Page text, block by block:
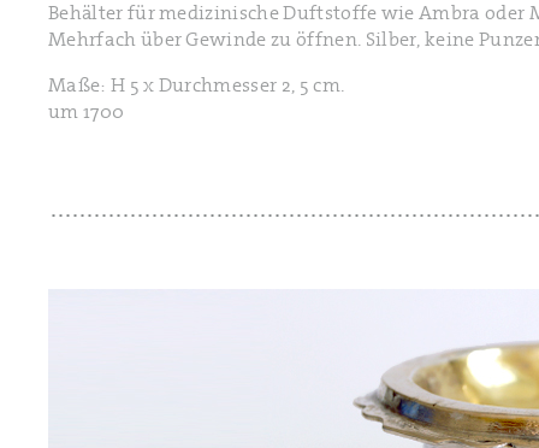
Behälter für medizinische Duftstoffe wie Ambra oder
Mehrfach über Gewinde zu öffnen. Silber, keine
Maße: H 5 x Durchmesser 2, 5 cm.
um 1700